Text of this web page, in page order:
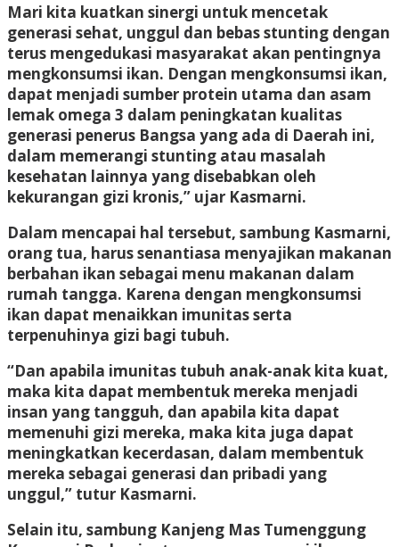
Mari kita kuatkan sinergi untuk mencetak
generasi sehat, unggul dan bebas stunting dengan
terus mengedukasi masyarakat akan pentingnya
mengkonsumsi ikan. Dengan mengkonsumsi ikan,
dapat menjadi sumber protein utama dan asam
lemak omega 3 dalam peningkatan kualitas
generasi penerus Bangsa yang ada di Daerah ini,
dalam memerangi stunting atau masalah
kesehatan lainnya yang disebabkan oleh
kekurangan gizi kronis,” ujar Kasmarni.
Dalam mencapai hal tersebut, sambung Kasmarni,
orang tua, harus senantiasa menyajikan makanan
berbahan ikan sebagai menu makanan dalam
rumah tangga. Karena dengan mengkonsumsi
ikan dapat menaikkan imunitas serta
terpenuhinya gizi bagi tubuh.
“Dan apabila imunitas tubuh anak-anak kita kuat,
maka kita dapat membentuk mereka menjadi
insan yang tangguh, dan apabila kita dapat
memenuhi gizi mereka, maka kita juga dapat
meningkatkan kecerdasan, dalam membentuk
mereka sebagai generasi dan pribadi yang
unggul,” tutur Kasmarni.
Selain itu, sambung Kanjeng Mas Tumenggung